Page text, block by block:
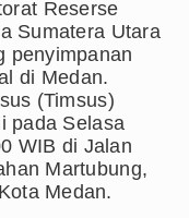
Jabatan
Pejabat,
Gelar Turnamen
Kepala Daerah
Reserse
Sumatera Utara
penyimpanan
di Medan.
(Timsus)
pada Selasa
WIB di Jalan
Martubung,
Medan.